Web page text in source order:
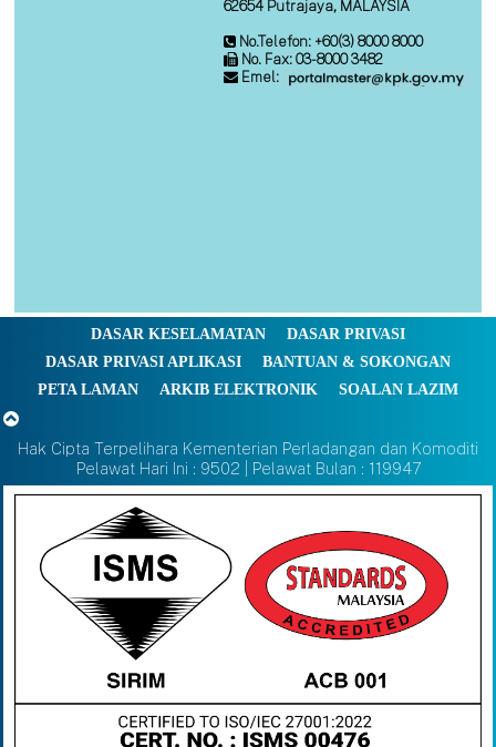
62654 Putrajaya, MALAYSIA
No.Telefon: +60(3) 8000 8000
No. Fax: 03-8000 3482
Emel:
DASAR KESELAMATAN
DASAR PRIVASI
DASAR PRIVASI APLIKASI
BANTUAN & SOKONGAN
PETA LAMAN
ARKIB ELEKTRONIK SOALAN LAZIM
Hak Cipta Terpelihara Kementerian Perladangan dan Komoditi
Pelawat Hari Ini : 9502 | Pelawat Bulan : 119947